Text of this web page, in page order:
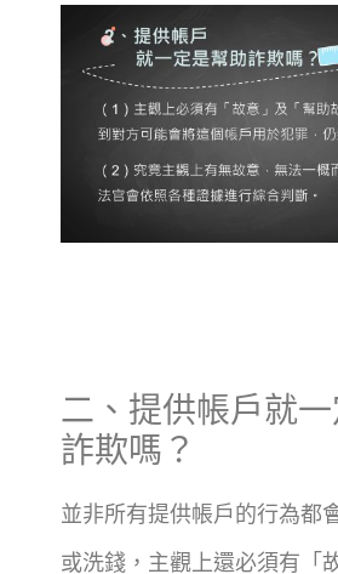
二、提供帳戶就
詐欺嗎？
並非所有提供帳戶的行為都
或洗錢，主觀上還必須有「